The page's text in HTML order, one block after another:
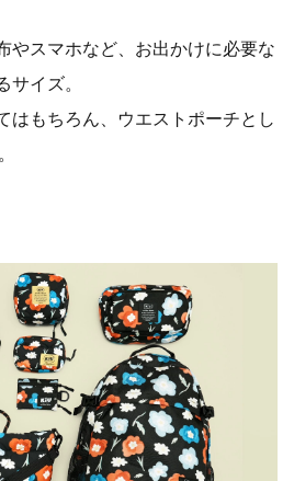
やスマホなど、お出かけに必要な
サイズ。
はもちろん、ウエストポーチとし